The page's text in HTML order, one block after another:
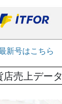
新号はこちら
店売上データ